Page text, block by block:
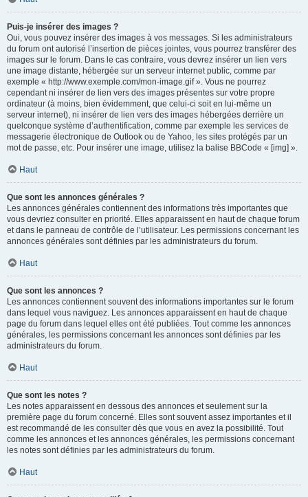
Puis-je insérer des images ?
Oui, vous pouvez insérer des images à vos messages. Si les administrateurs
du forum ont autorisé l’insertion de pièces jointes, vous pourrez transférer des
images sur le forum. Dans le cas contraire, vous devrez insérer un lien vers
une image distante, hébergée sur un serveur internet public, comme par
exemple « http://www.exemple.com/mon-image.gif ». Vous ne pourrez
cependant ni insérer de lien vers des images présentes sur votre propre
ordinateur (à moins, bien évidemment, que celui-ci soit en lui-même un
serveur internet), ni insérer de lien vers des images hébergées derrière un
quelconque système d’authentification, comme par exemple les services de
messagerie électronique de Outlook ou de Yahoo, les sites protégés par un
mot de passe, etc. Pour insérer une image, utilisez la balise BBCode « [img] ».
Haut
Que sont les annonces générales ?
Les annonces générales contiennent des informations très importantes que
vous devriez consulter en priorité. Elles apparaissent en haut de chaque forum
et dans le panneau de contrôle de l’utilisateur. Les permissions concernant les
annonces générales sont définies par les administrateurs du forum.
Haut
Que sont les annonces ?
Les annonces contiennent souvent des informations importantes sur le forum
dans lequel vous naviguez. Les annonces apparaissent en haut de chaque
page du forum dans lequel elles ont été publiées. Tout comme les annonces
générales, les permissions concernant les annonces sont définies par les
administrateurs du forum.
Haut
Que sont les notes ?
Les notes apparaissent en dessous des annonces et seulement sur la
première page du forum concerné. Elles sont souvent assez importantes et il
est recommandé de les consulter dès que vous en avez la possibilité. Tout
comme les annonces et les annonces générales, les permissions concernant
les notes sont définies par les administrateurs du forum.
Haut